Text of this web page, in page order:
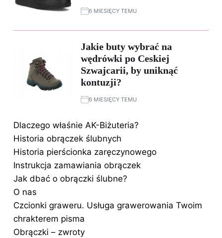
6 MIESIĘCY TEMU
Jakie buty wybrać na
wędrówki po Ceskiej
Szwajcarii, by uniknąć
kontuzji?
6 MIESIĘCY TEMU
Dlaczego właśnie AK-Biżuteria?
Historia obrączek ślubnych
Historia pierścionka zaręczynowego
Instrukcja zamawiania obrączek
Jak dbać o obrączki ślubne?
O nas
Czcionki graweru. Usługa grawerowania Twoim
chrakterem pisma
Obrączki – zwroty